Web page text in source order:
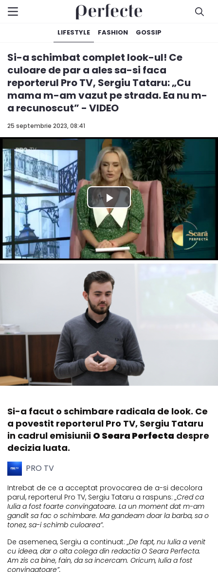
LIFESTYLE FASHION GOSSIP
25 septembrie 2023, 08:41
Si-a schimbat complet look-ul! Ce
culoare de par a ales sa-si faca
reporterul Pro TV, Sergiu Tataru: „Cu
mama m-am vazut pe strada. Ea nu m-
a recunoscut” - VIDEO
Si-a facut o schimbare radicala de look. Ce
a povestit reporterul Pro TV, Sergiu Tataru
in cadrul emisiunii O Seara Perfecta despre
decizia luata.
PRO TV
Intrebat de ce a acceptat provocarea de a-si decolora
parul, reporterul Pro TV, Sergiu Tataru a raspuns: „Cred ca
Iulia a fost foarte convingatoare. La un moment dat m-am
gandit sa fac o schimbare. Ma gandeam doar la barba, sa o
tonez, sa-i schimb culoarea”.
De asemenea, Sergiu a continuat: „De fapt, nu Iulia a venit
cu ideea, dar o alta colega din redactia O Seara Perfecta.
Am zis ca bine, fain, da sa incercam. Oricum, Iulia a fost
convingatoare”.